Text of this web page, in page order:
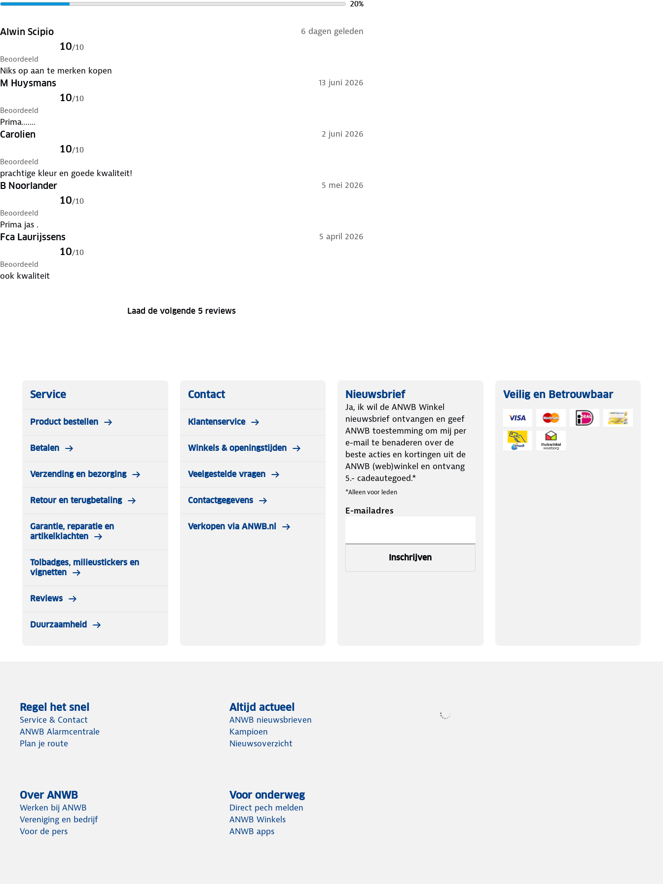
Verleng de levensduur van je kleding met goedonderhoud. Is je kleding aan vervanging toe?
20%
Alwin Scipio 6 dagen geleden
10/10
Beoordeeld
Niks op aan te merken kopen
M Huysmans 13 juni 2026
10/10
Beoordeeld
Prima.......
Carolien 2 juni 2026
10/10
Beoordeeld
prachtige kleur en goede kwaliteit!
B Noorlander 5 mei 2026
10/10
Beoordeeld
Prima jas .
Fca Laurijssens 5 april 2026
10/10
Beoordeeld
ook kwaliteit
Laad de volgende 5 reviews
Service
Product bestellen
Betalen
Verzending en bezorging
Retour en terugbetaling
Garantie, reparatie en
artikelklachten
Tolbadges, milieustickers en
vignetten
Reviews
Duurzaamheid
Contact
Klantenservice
Winkels & openingstijden
Veelgestelde vragen
Contactgegevens
Verkopen via ANWB.nl
Nieuwsbrief
Ja, ik wil de ANWB Winkel
nieuwsbrief ontvangen en geef
ANWB toestemming om mij per
e-mail te benaderen over de
beste acties en kortingen uit de
ANWB (web)winkel en ontvang
5.- cadeautegoed.*
*Alleen voor leden
E-mailadres
Inschrijven
Veilig en Betrouwbaar
Regel het snel
Service & Contact
ANWB Alarmcentrale
Plan je route
Altijd actueel
ANWB nieuwsbrieven
Kampioen
Nieuwsoverzicht
Over ANWB
Werken bij ANWB
Vereniging en bedrijf
Voor de pers
Voor onderweg
Direct pech melden
ANWB Winkels
ANWB apps